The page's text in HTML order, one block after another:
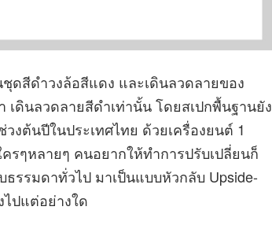
ดสีดำวงล้อสีแดง และเดินลวดลายของ
ดินลวดลายสีดำเท่านั้น โดยสเปกพื้นฐานยัง
งต้นปีในประเทศไทย ด้วยเครื่องยนต์ 1
รๆหลายๆ คนอยากให้ทำการปรับเปลี่ยนก็
รรมดาทั่วไป มาเป็นแบบหัวกลับ Upside-
ปแต่อย่างใด